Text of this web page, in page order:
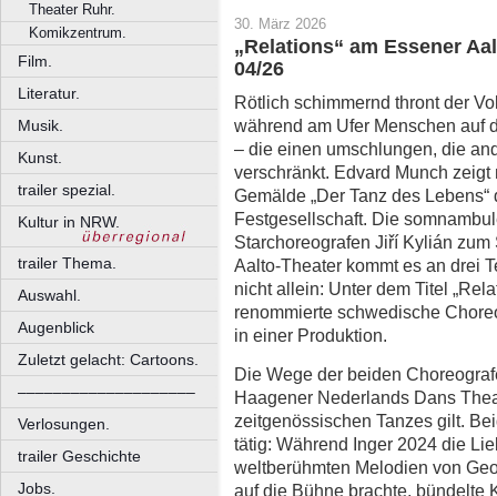
Theater Ruhr.
Komikzentrum.
Film.
Literatur.
Musik.
Kunst.
trailer spezial.
Kultur in NRW.
trailer Thema.
Auswahl.
Augenblick
Zuletzt gelacht: Cartoons.
––––––––––––––––––––
Verlosungen.
trailer Geschichte
Jobs.
30. März 2026
„Relations“ am Essener
04/26
Rötlich schimmernd thront der
während am Ufer Menschen auf
– die einen umschlungen, die
verschränkt. Edvard Munch
Gemälde „Der Tanz des
Festgesellschaft. Die
Starchoreografen Jiří Kylián zum
Aalto-Theater kommt es an drei
nicht allein: Unter dem Titel
renommierte schwedische
in einer Produktion.
Die Wege der beiden
Haagener Nederlands Dans
zeitgenössischen Tanzes gilt.
tätig: Während Inger 2024 die
weltberühmten Melodien von
auf die Bühne brachte, bündelte